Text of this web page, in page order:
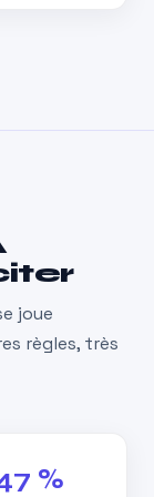
joue
règles, très
%